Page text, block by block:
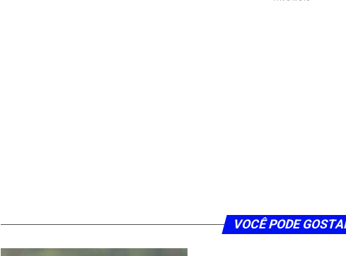
VOCÊ PODE